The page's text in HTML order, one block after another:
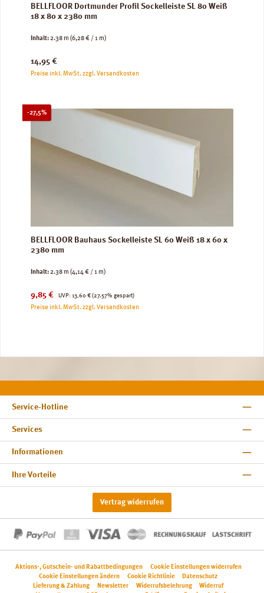
BELLFLOOR Dortmunder Profil Sockelleiste SL 80 Weiß
18 x 80 x 2380 mm
Inhalt:2.38 m (6,28 € / 1 m)
Regulärer Preis:
14,95 €
Preise inkl. MwSt. zzgl. Versandkosten
-27,5%Rabatt
BELLFLOOR Bauhaus Sockelleiste SL 60 Weiß 18 x 60 x
2380 mm
Inhalt:2.38 m (4,14 € / 1 m)
Verkaufspreis:
9,85 € UVP:
Regulärer Preis:
13,60 € (27.57% gespart)
Preise inkl. MwSt. zzgl. Versandkosten
Service-Hotline
Services
Informationen
Ihre Vorteile
Vertrag widerrufen
Aktions-, Gutschein- und Rabattbedingungen
Cookie Einstellungen widerrufen
Cookie Einstellungen ändern
Cookie Richtlinie
Datenschutz
Lieferung & Zahlung
Newsletter Widerrufsbelehrung
Widerruf